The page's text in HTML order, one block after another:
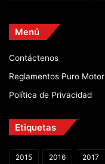
Menú
Contáctenos
Reglamentos Puro Motor
Política de Privacidad
Etiquetas
2015 2016 2017